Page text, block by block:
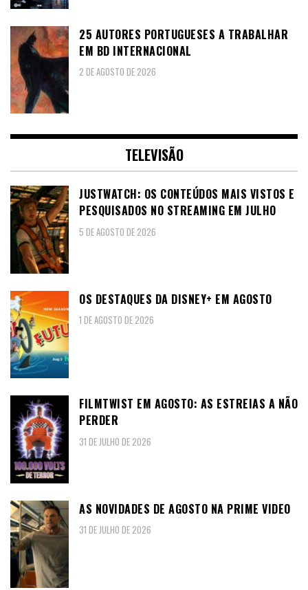
25 AUTORES PORTUGUESES A TRABALHAR
EM BD INTERNACIONAL
2 DE AGOSTO DE 2026
TELEVISÃO
JUSTWATCH: OS CONTEÚDOS MAIS VISTOS E
PESQUISADOS NO STREAMING EM JULHO
5 DE AGOSTO DE 2026
OS DESTAQUES DA DISNEY+ EM AGOSTO
1 DE AGOSTO DE 2026
FILMTWIST EM AGOSTO: AS ESTREIAS A NÃO
PERDER
31 DE JULHO DE 2026
AS NOVIDADES DE AGOSTO NA PRIME VIDEO
31 DE JULHO DE 2026